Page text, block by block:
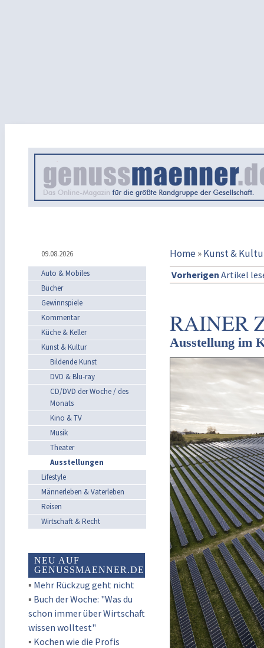
09.08.2026 Home»Kunst &
Auto & Mobiles
Bücher
Gewinnspiele
Kommentar
Küche & Keller
Kunst & Kultur
Bildende Kunst
DVD & Blu-ray
CD/DVD der Woche / des
Monats
Kino & TV
Musik
Theater
Ausstellungen
Lifestyle
Männerleben & Vaterleben
Reisen
Wirtschaft & Recht
NEU AUF
GENUSSMAENNER.DE
▪ Mehr Rückzug geht nicht
▪ Buch der Woche: "Was du
schon immer über Wirtschaft
wissen wolltest"
▪ Kochen wie die Profis
Vorherigen Artikel
RAINER
Ausstellung im